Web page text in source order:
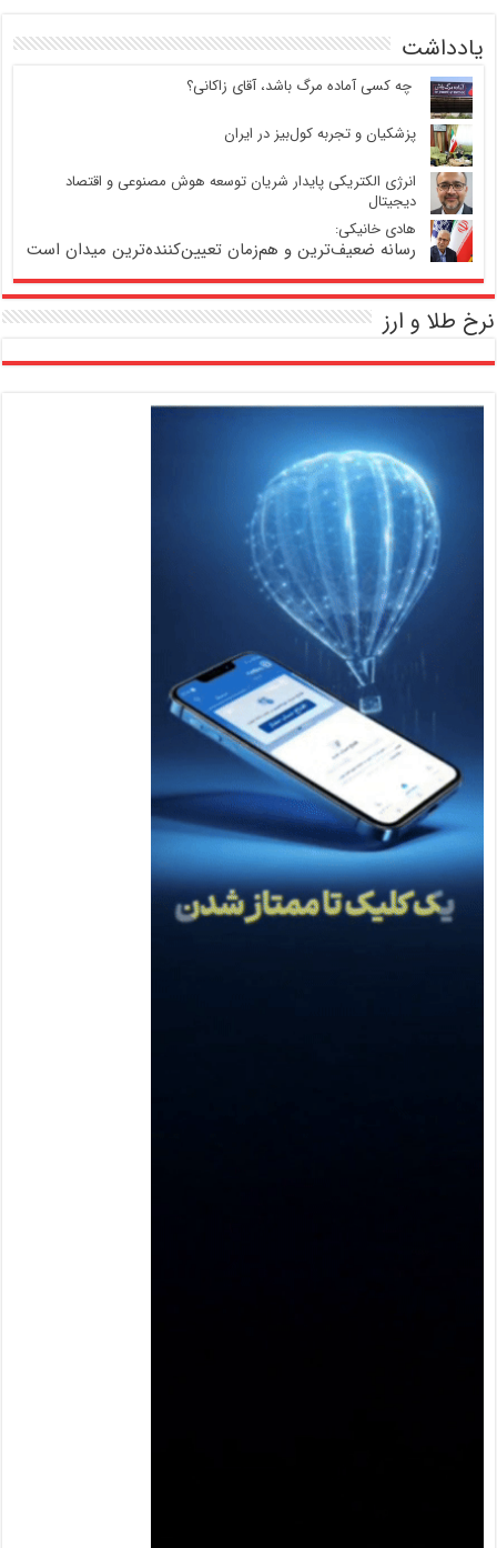
یادداشت
‍ چه کسی آماده مرگ باشد، آقای زاکانی؟
پزشکیان و تجربه کول‌بیز در ایران
انرژی الکتریکی پایدار شریان توسعه هوش مصنوعی و اقتصاد
دیجیتال
هادی خانیکی:
رسانه ضعیف‌ترین و هم‌زمان تعیین‌کننده‌ترین میدان است
نرخ طلا و ارز